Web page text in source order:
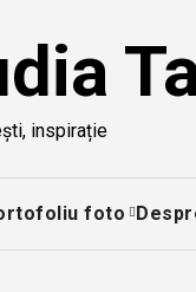
inspirație
foto